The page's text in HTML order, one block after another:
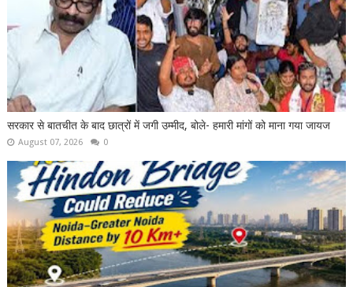
सरकार से बातचीत के बाद छात्रों में जगी उम्मीद, बोले- हमारी मांगों को माना गया जायज
August 07, 2026 0